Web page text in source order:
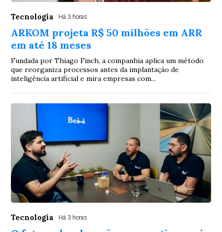
Tecnologia Há 3 horas
ARKOM projeta R$ 50 milhões em ARR
em até 18 meses
Fundada por Thiago Finch, a companhia aplica um método
que reorganiza processos antes da implantação de
inteligência artificial e mira empresas com...
Tecnologia Há 3 horas